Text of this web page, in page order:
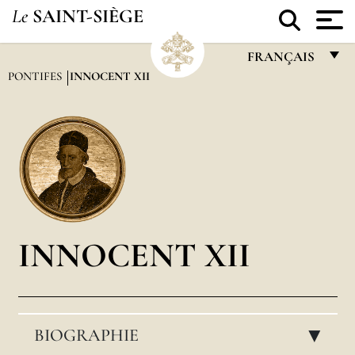
Le SAINT-SIÈGE
FRANÇAIS
DEUTSCH
PONTIFES INNOCENT XII
INNOCENT XII
BIOGRAPHIE ▸